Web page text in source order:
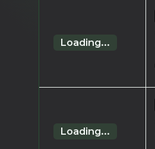
Loading...
Loading...